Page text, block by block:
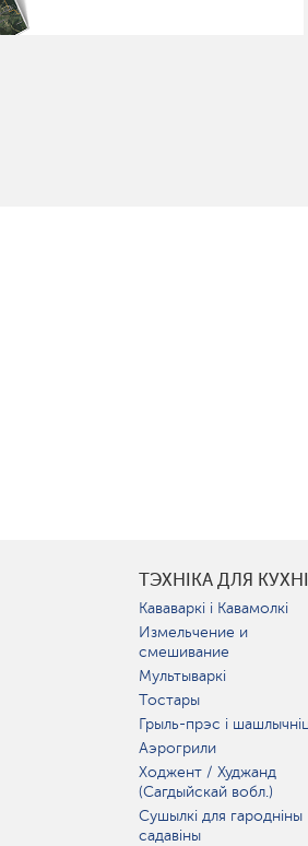
ТЭХНІКА ДЛЯ
Кававаркі і Кавамолкі
Измельчение и
смешивание
Мультываркі
Тостары
Грыль-прэс і
Аэрогрили
Ходжент / Худжанд
(Сагдыйскай вобл.)
Сушылкі для гародніны
садавіны